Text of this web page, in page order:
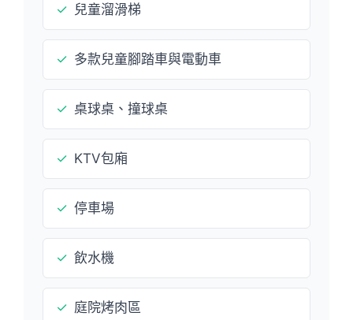
✓ 兒童溜滑梯
✓ 多款兒童腳踏車與電動車
✓ 桌球桌、撞球桌
✓ KTV包廂
✓ 停車場
✓ 飲水機
✓ 庭院烤肉區